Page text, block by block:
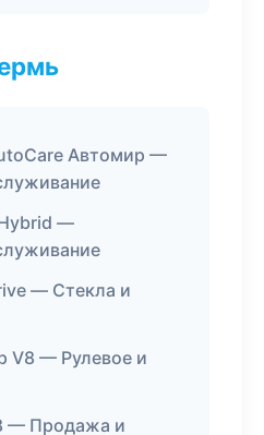
Автомир —
Hybrid —
— Стекла и
V8 — Рулевое и
— Продажа и